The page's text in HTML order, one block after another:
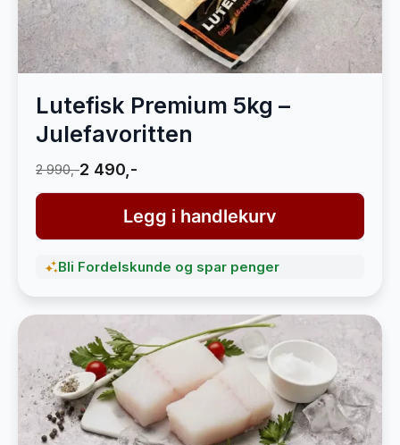
Lutefisk Premium 5kg –
Julefavoritten
2 990,-2 490,-
Legg i handlekurv
Bli Fordelskunde og spar penger